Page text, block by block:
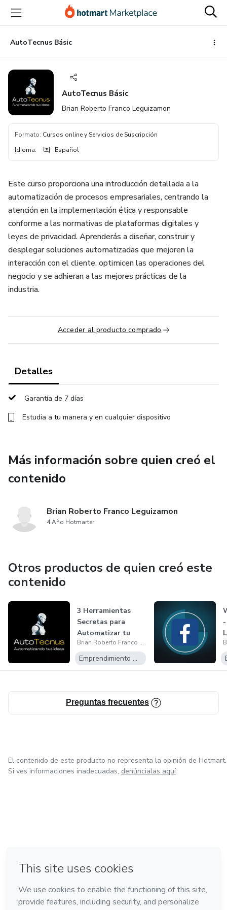
principal
página
de
página
AutoTecnus Básic
AutoTecnus Básic
Brian Roberto Franco Leguizamon
Formato: Cursos online y Servicios de Suscripción
Idioma: Español
Este curso proporciona una introducción detallada a la
automatización de procesos empresariales, centrando la
atención en la implementación ética y responsable
conforme a las normativas de plataformas digitales y
leyes de privacidad. Aprenderás a diseñar, construir y
desplegar soluciones automatizadas que mejoren la
interacción con el cliente, optimicen las operaciones del
negocio y se adhieran a las mejores prácticas de la
industria.
Acceder al producto comprado
Detalles
Garantía de 7 días
Estudia a tu manera y en cualquier dispositivo
Más información sobre quien creó el
contenido
Brian Roberto Franco Leguizamon
4 Año Hotmarter
Otros productos de quien creó este
contenido
3 Herramientas
Secretas para
Automatizar tu
Negocio y Ahorra...
Brian Roberto Franco Leguizamon
Emprendimiento Digital
Preguntas frecuentes
El contenido de este producto no representa la opinión de Hotmart.
Si ves informaciones inadecuadas, denúncialas aquí
Hecho con❤ en Belo Horizonte